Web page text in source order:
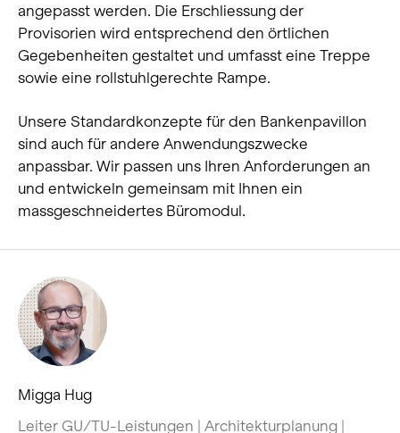
angepasst werden. Die Erschliessung der
Provisorien wird entsprechend den örtlichen
Gegebenheiten gestaltet und umfasst eine Treppe
sowie eine rollstuhlgerechte Rampe.
Unsere Standardkonzepte für den Bankenpavillon
sind auch für andere Anwendungszwecke
anpassbar. Wir passen uns Ihren Anforderungen an
und entwickeln gemeinsam mit Ihnen ein
massgeschneidertes Büromodul.
Migga Hug
Leiter GU/TU-Leistungen | Architekturplanung |